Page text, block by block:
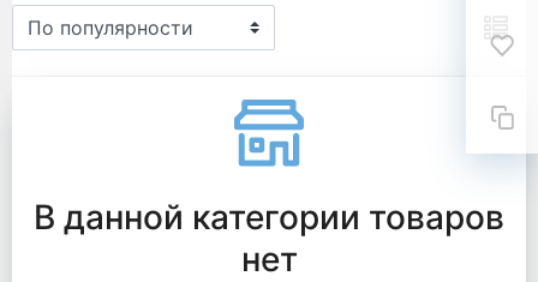
В данной категории товаров
нет